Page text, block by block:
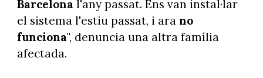
Barcelona l'any passat. Ens van instal·lar
el sistema l'estiu passat, i ara no
funciona", denuncia una altra família
afectada.